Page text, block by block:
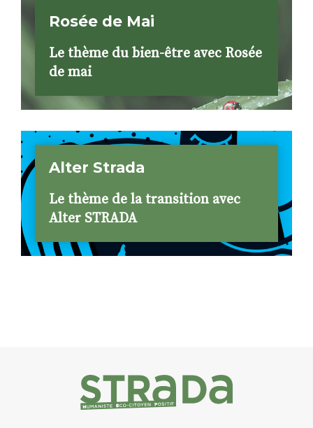
Rosée de Mai
Le thème du bien-être avec Rosée
de mai
Alter Strada
Le thème de la transition avec
Alter STRADA